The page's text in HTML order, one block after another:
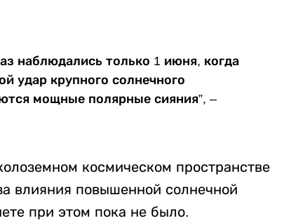
наблюдались только 1 июня, когда
удар крупного солнечного
мощные полярные сияния”, –
космическом пространстве
влияния повышенной солнечной
при этом пока не было.